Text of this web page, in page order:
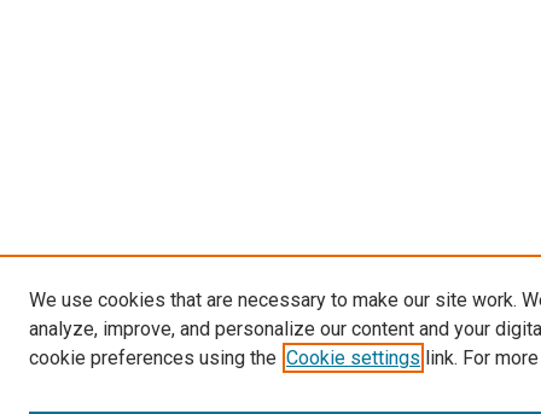
We use cookies that are necessary to make our site work.
analyze, improve, and personalize our content and your
cookie preferences using the Cookie settings link. For